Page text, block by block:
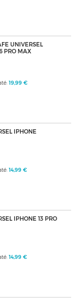
UNIVERSEL
PRO MAX
19,99 €
IPHONE
14,99 €
IPHONE 13 PRO
14,99 €